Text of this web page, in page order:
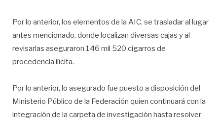
Por lo anterior, los elementos de la AIC, se trasladar al lugar
antes mencionado, donde localizan diversas cajas y al
revisarlas aseguraron 146 mil 520 cigarros de
procedencia ilícita.
Por lo anterior, lo asegurado fue puesto a disposición del
Ministerio Público de la Federación quien continuará con la
integración de la carpeta de investigación hasta resolver